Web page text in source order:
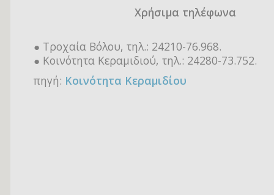
Χρήσιμα τηλέφωνα
● Τροχαία Βόλου, τηλ.: 24210-76.968.
● Κοινότητα Κεραμιδιού, τηλ.: 24280-73.752.
πηγή: Κοινότητα Κεραμιδίου